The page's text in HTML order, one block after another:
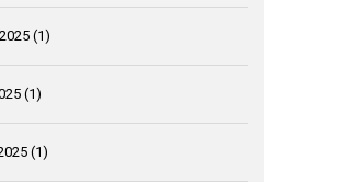
(1)
(1)
(1)